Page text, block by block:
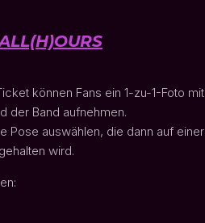
können Fans ein 1-zu-1-Foto mit
der Band aufnehmen.
Pose auswählen, die dann auf einer
wird.